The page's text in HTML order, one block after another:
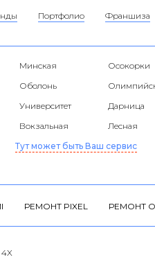
Портфолио Франшиза
Минская
Осокорки
Оболонь
Университет
Дарница
Вокзальная
Лесная
Тут может быть Ваш сервис
РЕМОНТ PIXEL РЕМОНТ
4X